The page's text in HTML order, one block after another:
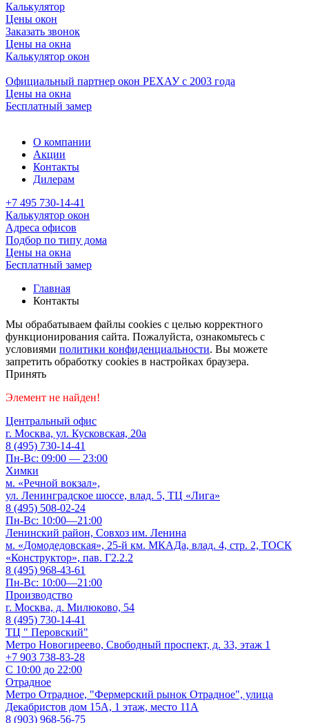
Калькулятор
Цены окон
Заказать звонок
Цены на окна
Калькулятор окон
Официальный партнер окон РЕХАУ с 2003 года
Цены на окна
Бесплатный замер
О компании
Акции
Контакты
Дилерам
+7 495 730-14-41
Калькулятор окон
Адреса офисов
Подбор по типу дома
Цены на окна
Бесплатный замер
Главная
Контакты
Мы обрабатываем файлы cookies с целью корректного
функционирования сайта. Пожалуйста, ознакомьтесь с
условиями политики конфиденциальности. Вы можете
запретить обработку cookies в настройках браузера.
Принять
Элемент не найден!
Центральный офис
г. Москва, ул. Кусковская, 20а
8 (495) 730-14-41
Пн-Вс: 09:00 — 23:00
Химки
м. «Речной вокзал»,
ул. Ленинградское шоссе, влад. 5, ТЦ «Лига»
8 (495) 508-02-24
Пн-Вс: 10:00—21:00
Ленинский район, Совхоз им. Ленина
м. «Домодедовская», 25-й км. МКАДа, влад. 4, стр. 2, ТОСК
«Конструктор», пав. Г2.2.2
8 (495) 968-43-61
Пн-Вс: 10:00—21:00
Производство
г. Москва, д. Милюково, 54
8 (495) 730-14-41
ТЦ " Перовский"
Метро Новогиреево, Свободный проспект, д. 33, этаж 1
+7 903 738-83-28
С 10:00 до 22:00
Отрадное
Метро Отрадное, "Фермерский рынок Отрадное", улица
Декабристов дом 15А, 1 этаж, место 11А
8 (903) 968-56-75